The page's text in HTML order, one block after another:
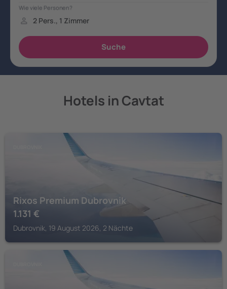
Hotels in Cavtat
Rixos Premium Dubrovnik
1.131 €
Dubrovnik, 19 August 2026, 2 Nächte